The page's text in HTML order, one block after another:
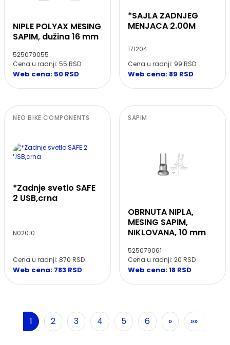
NIPLE POLYAX MESING
SAPIM, dužina 16 mm
525079055
Cena u radnji: 55 RSD
Web cena: 50 RSD
*SAJLA ZADNJEG
MENJACA 2.00M
171204
Cena u radnji: 99 RSD
Web cena: 89 RSD
NEO BIKE COMPONENTS
*Zadnje svetlo SAFE
2 USB,crna
N02010
Cena u radnji: 870 RSD
Web cena: 783 RSD
SAPIM
OBRNUTA NIPLA,
MESING SAPIM,
NIKLOVANA, 10 mm
525079061
Cena u radnji: 20 RSD
Web cena: 18 RSD
1 2 3 4 5 6 »Sledeća
»»